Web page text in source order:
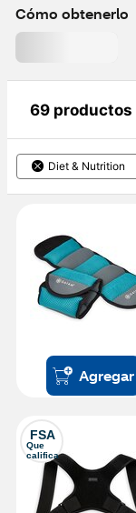
Cómo obtenerlo
69 productos
Diet & Nutrition
Agregar
FSA
Que
califica